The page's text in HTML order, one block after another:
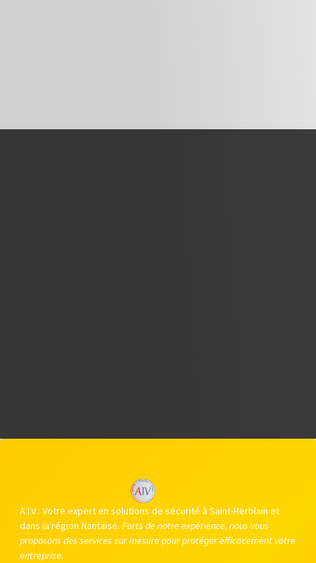
A.I.V : Votre expert en solutions de sécurité à Saint-Herblain et
dans la région Nantaise. Forts de notre expérience, nous vous
proposons des services sur mesure pour protéger efficacement votre
entreprise.